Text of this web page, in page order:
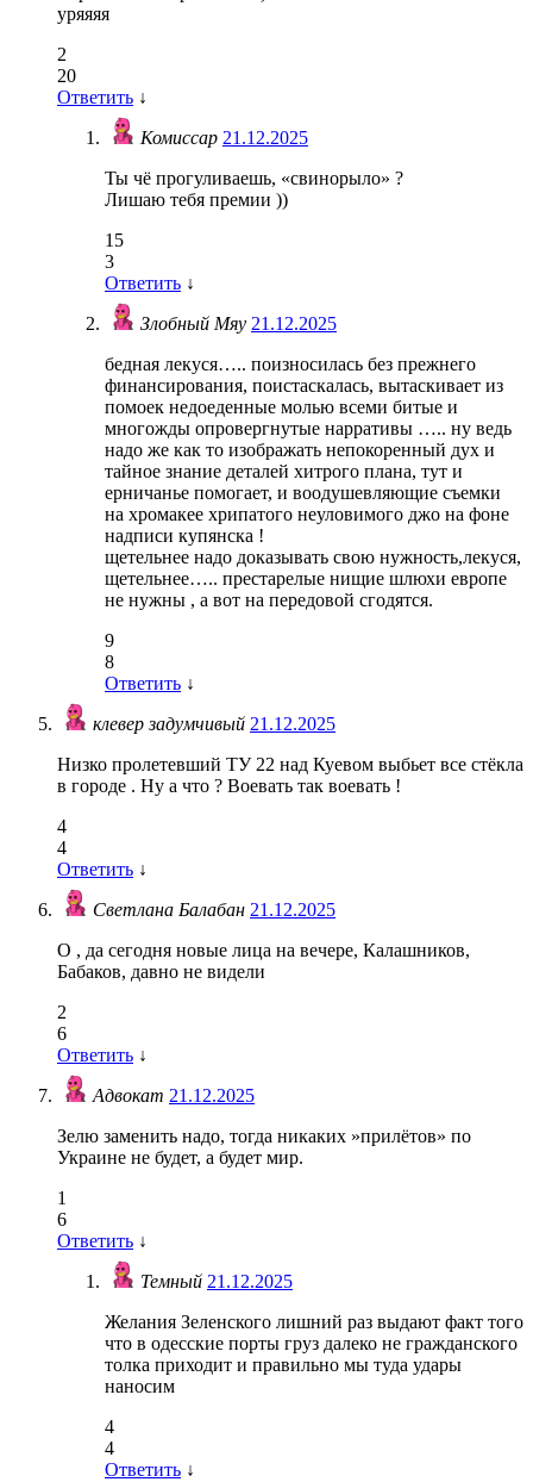
уряяяя
2
20
Ответить ↓
Комиссар 21.12.2025
Ты чё прогуливаешь, «свинорыло» ?
Лишаю тебя премии ))
15
3
Ответить ↓
Злобный Мяу 21.12.2025
бедная лекуся….. поизносилась без прежнего
финансирования, поистаскалась, вытаскивает из
помоек недоеденные молью всеми битые и
многожды опровергнутые нарративы ….. ну ведь
надо же как то изображать непокоренный дух и
тайное знание деталей хитрого плана, тут и
ерничанье помогает, и воодушевляющие съемки
на хромакее хрипатого неуловимого джо на фоне
надписи купянска !
щетельнее надо доказывать свою нужность,лекуся,
щетельнее….. престарелые нищие шлюхи европе
не нужны , а вот на передовой сгодятся.
9
8
Ответить ↓
клевер задумчивый 21.12.2025
Низко пролетевший ТУ 22 над Куевом выбьет все стёкла
в городе . Ну а что ? Воевать так воевать !
4
4
Ответить ↓
Светлана Балабан 21.12.2025
О , да сегодня новые лица на вечере, Калашников,
Бабаков, давно не видели
2
6
Ответить ↓
Адвокат 21.12.2025
Зелю заменить надо, тогда никаких »прилётов» по
Украине не будет, а будет мир.
1
6
Ответить ↓
Темный 21.12.2025
Желания Зеленского лишний раз выдают факт того
что в одесские порты груз далеко не гражданского
толка приходит и правильно мы туда удары
наносим
4
4
Ответить ↓